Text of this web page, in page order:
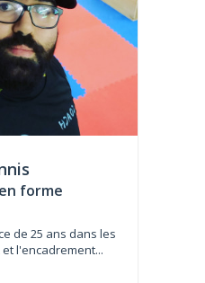
forme
de 25 ans dans les
l'encadrement...